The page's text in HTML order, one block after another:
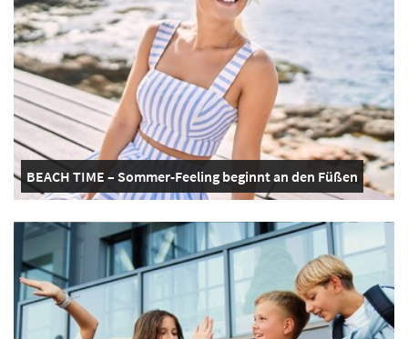
BEACH TIME – Sommer-Feeling beginnt an den Füßen